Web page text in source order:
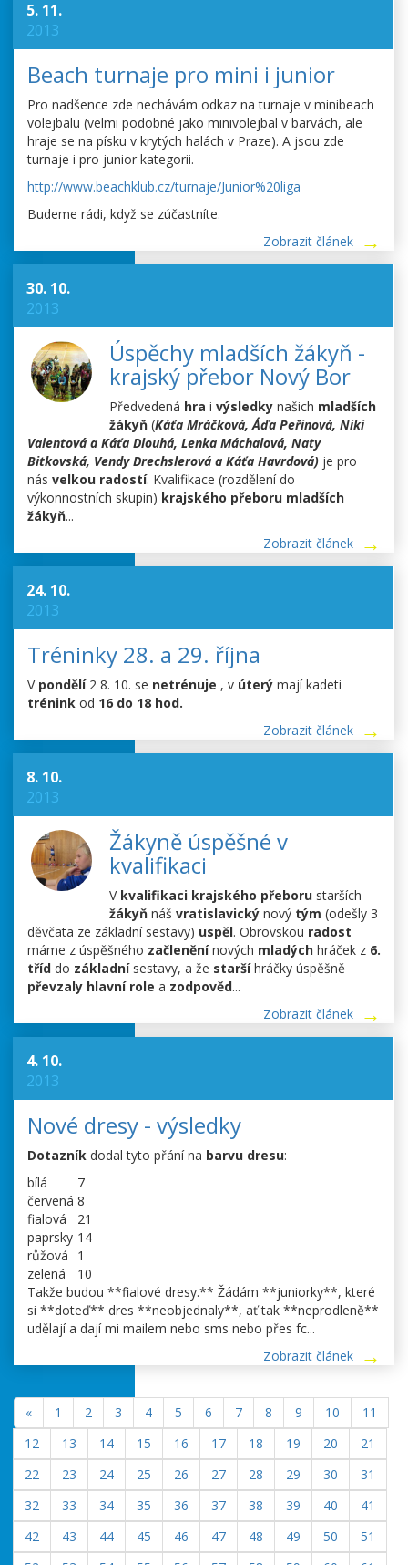
5. 11.
2013
Beach turnaje pro mini i junior
Pro nadšence zde nechávám odkaz na turnaje v minibeach
volejbalu (velmi podobné jako minivolejbal v barvách, ale
hraje se na písku v krytých halách v Praze). A jsou zde
turnaje i pro junior kategorii.
http://www.beachklub.cz/turnaje/Junior%20liga
Budeme rádi, když se zúčastníte.
Zobrazit článek
30. 10.
2013
Úspěchy mladších žákyň -
krajský přebor Nový Bor
Předvedená hra i výsledkynašich mladších
žákyň(Káťa Mráčková, Áďa Peřinová, Niki
Valentová a Káťa Dlouhá, Lenka Máchalová, Naty
Bitkovská, Vendy Drechslerová a Káťa Havrdová) je pro
nás velkou radostí. Kvalifikace (rozdělení do
výkonnostních skupin) krajského přeboru mladších
žákyň...
Zobrazit článek
24. 10.
2013
Tréninky 28. a 29. října
V pondělí2 8. 10. se netrénuje , v úterý mají kadeti
trénink od 16 do 18 hod.
Zobrazit článek
8. 10.
2013
Žákyně úspěšné v
kvalifikaci
V kvalifikaci krajského přeborustarších
žákyňnáš vratislavickýnový tým (odešly 3
děvčata ze základní sestavy) uspěl. Obrovskou radost
máme z úspěšného začleněnínových mladých hráček z 6.
tříd do základnísestavy, a že staršíhráčky úspěšně
převzaly hlavní role a zodpověd...
Zobrazit článek
4. 10.
2013
Nové dresy - výsledky
Dotazník dodal tyto přání na barvu dresu:
bílá
7
červená 8
fialová
21
paprsky 14
růžová
1
zelená
10
Takže budou **fialové dresy.** Žádám **juniorky**, které
si **doteď** dres **neobjednaly**, ať tak **neprodleně**
udělají a dají mi mailem nebo sms nebo přes fc...
Zobrazit článek
« 1 2 3 4 5 6 7 8 9 10
11
12
13 14 15 16 17 18 19 20
21
22
23 24 25 26 27 28 29 30
31
32
33 34 35 36 37 38 39 40
41
42
43 44 45 46 47 48 49 50
51